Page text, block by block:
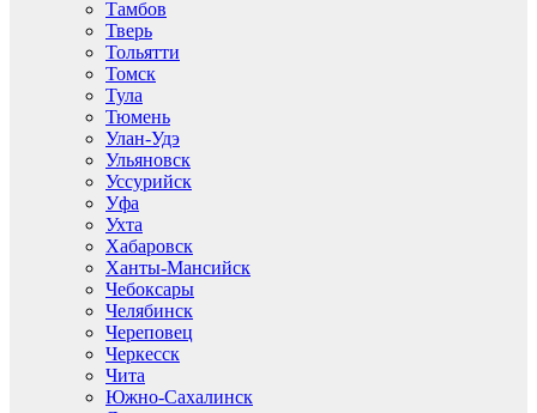
Тамбов
Тверь
Тольятти
Томск
Тула
Тюмень
Улан-Удэ
Ульяновск
Уссурийск
Уфа
Ухта
Хабаровск
Ханты-Мансийск
Чебоксары
Челябинск
Череповец
Черкесск
Чита
Южно-Сахалинск